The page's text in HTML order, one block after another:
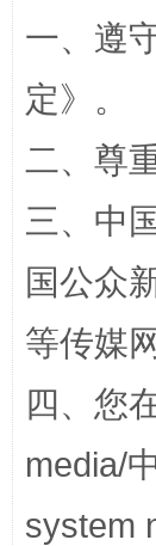
阿坝
一、遵
定》。
二、尊
三、中
国公众
等传媒
四、您
media/
system